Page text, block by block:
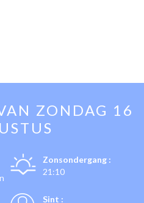
ZONDAG 16
Zonsondergang :
21:10
Sint :